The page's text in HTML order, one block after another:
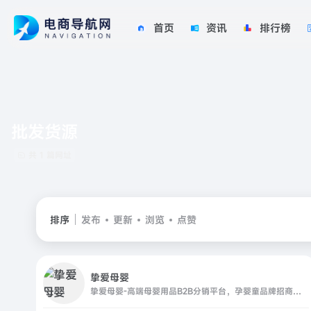
首页 资讯 排行榜
排序 发布 更新 浏览 点赞
挚爱母婴
挚爱母婴-高端母婴用品B2B分销平台，孕婴童品牌招商，免费加盟代理，一件代发，正品货源，奶粉辅食，纸尿裤，童装童鞋，推车座椅，婴童玩具，孕婴洗护，数百个品牌，数千件商品，任您挑选。